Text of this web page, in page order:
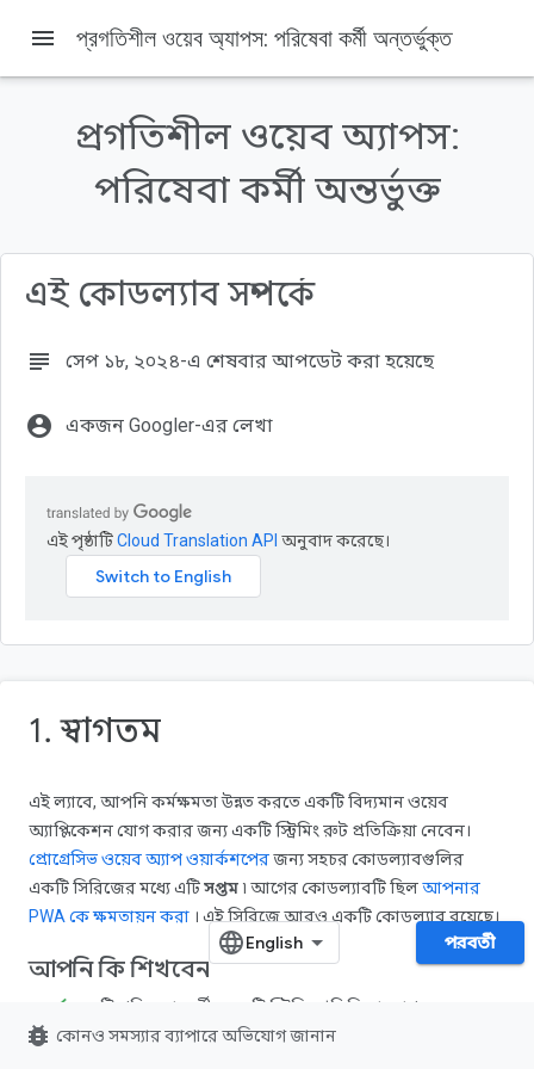
এই পৃষ্ঠায় যা যা আছে
আপনি কি শিখবেন
2. সেট আপ করুন
menu প্রগতিশীল ওয়েব অ্যাপস: পরিষেবা কর্মী অন্তর্ভুক্ত
প্রগতিশীল ওয়েব অ্যাপস:
পরিষেবা কর্মী অন্তর্ভুক্ত
এই কোডল্যাব সম্পর্কে
subject সেপ ১৮, ২০২৪-এ শেষবার আপডেট করা হয়েছে
account_circle একজন Googler-এর লেখা
এই পৃষ্ঠাটিCloud Translation API অনুবাদ করেছে।
1. স্বাগতম
এই ল্যাবে, আপনি কর্মক্ষমতা উন্নত করতে একটি বিদ্যমান ওয়েব
অ্যাপ্লিকেশন যোগ করার জন্য একটি স্ট্রিমিং রুট প্রতিক্রিয়া নেবেন।
প্রোগ্রেসিভ ওয়েব অ্যাপ ওয়ার্কশপেরজন্য সহচর কোডল্যাবগুলির
একটি সিরিজের মধ্যে এটিসপ্তম ৷ আগের কোডল্যাবটি ছিলআপনার
PWA কে ক্ষমতায়ন করা । এই সিরিজে আরও একটি কোডল্যাব রয়েছে।
আপনি কি শিখবেন
একটি পরিষেবা কর্মীর একটি স্ট্রিমিং প্রতিক্রিয়া যোগ করুন
পরবর্তী
bug_report কোনও সমস্যার ব্যাপারে অভিযোগ জানান